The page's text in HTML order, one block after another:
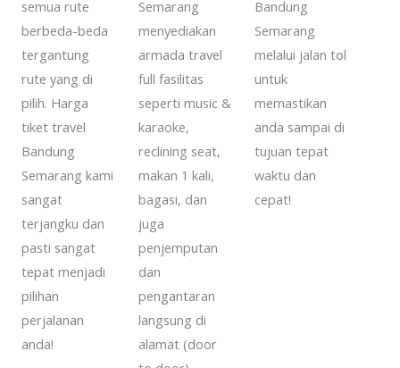
semua rute
berbeda-beda
tergantung
rute yang di
pilih. Harga
tiket travel
Bandung
Semarang kami
sangat
terjangku dan
pasti sangat
tepat menjadi
pilihan
perjalanan
anda!
Semarang
menyediakan
armada travel
full fasilitas
seperti music &
karaoke,
reclining seat,
makan 1 kali,
bagasi, dan
juga
penjemputan
dan
pengantaran
langsung di
alamat (door
Bandung
Semarang
melalui jalan tol
untuk
memastikan
anda sampai di
tujuan tepat
waktu dan
cepat!